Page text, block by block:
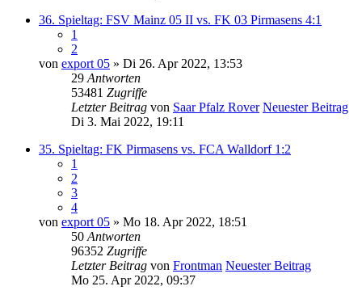
36. Spieltag: FSV Mainz 05 II vs. FK 03 Pirmasens 4:1
1
2
von export 05 » Di 26. Apr 2022, 13:53
29 Antworten
53481 Zugriffe
Letzter Beitrag von Saar Pfalz Rover Neuester Beitrag
Di 3. Mai 2022, 19:11
35. Spieltag: FK Pirmasens vs. FCA Walldorf 1:2
1
2
3
4
von export 05 » Mo 18. Apr 2022, 18:51
50 Antworten
96352 Zugriffe
Letzter Beitrag von Frontman Neuester Beitrag
Mo 25. Apr 2022, 09:37